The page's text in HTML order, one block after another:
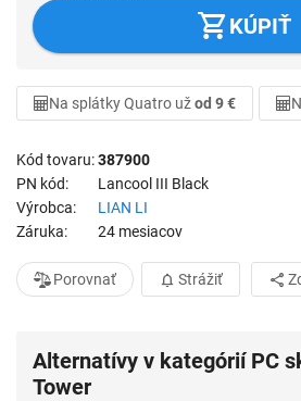
KÚPIŤ
Na splátky Quatro užod 9 €
Kód tovaru 387900
PN kód
Lancool III Black
Výrobca
LIAN LI
Záruka
24 mesiacov
Porovnať Strážiť
Alternatívy v kategórií PC
Tower